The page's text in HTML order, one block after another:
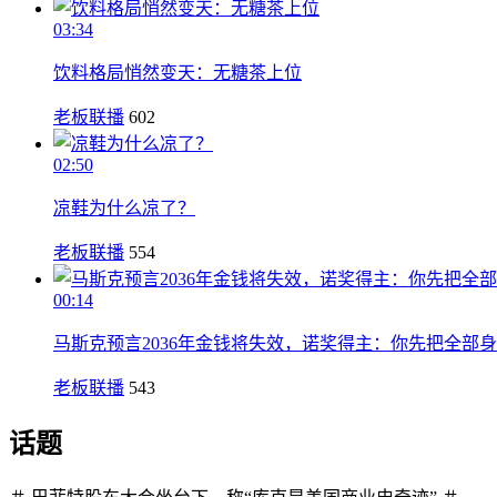
03:34
饮料格局悄然变天：无糖茶上位
老板联播 602
02:50
凉鞋为什么凉了？
老板联播 554
00:14
马斯克预言2036年金钱将失效，诺奖得主：你先把全部
老板联播 543
话题